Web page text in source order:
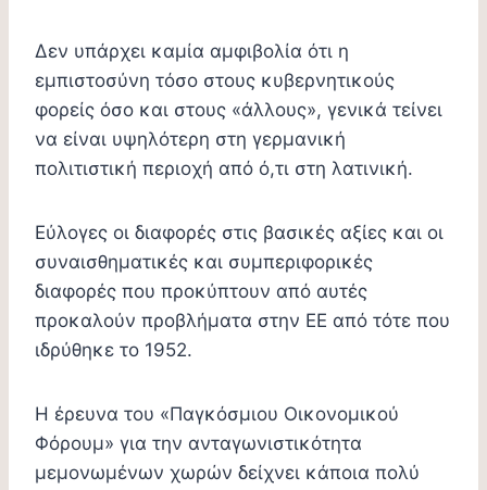
Δεν υπάρχει καμία αμφιβολία ότι η
εμπιστοσύνη τόσο στους κυβερνητικούς
φορείς όσο και στους «άλλους», γενικά τείνει
να είναι υψηλότερη στη γερμανική
πολιτιστική περιοχή από ό,τι στη λατινική.
Εύλογες οι διαφορές στις βασικές αξίες και οι
συναισθηματικές και συμπεριφορικές
διαφορές που προκύπτουν από αυτές
προκαλούν προβλήματα στην ΕΕ από τότε που
ιδρύθηκε το 1952.
Η έρευνα του «Παγκόσμιου Οικονομικού
Φόρουμ» για την ανταγωνιστικότητα
μεμονωμένων χωρών δείχνει κάποια πολύ